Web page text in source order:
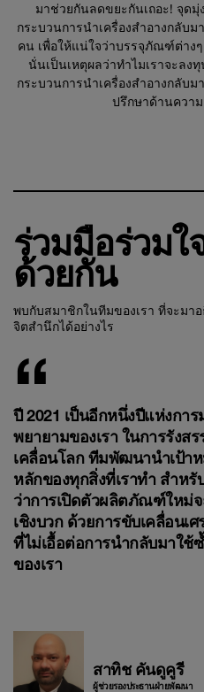
มาช่วยกันลดขยะกันเถอะ! จุดมุ่
กระบวนการนำเครื่องสำอางกลับ
คน เพื่อให้แน่ใจว่าบรรจุภัณฑ์ต่าง
นั่นเป็นเหตุผลว่าทำไมเราจะล
กระบวนการนำเครื่องสำอางกลับ
ปรึกษาด้านควา
ร่วมมือร่วมใ
ด้วยกัน
พบกับสมาชิกในทีมของเรา ที่จะมา
จิตสำนึกได้อย่างไร
ปี 2021 เป็นอีกหนึ่งปีแห่งกา
พยายามของเรา ในการรังส
เคลื่อนโลก ทีมพัฒนานำเป้า
หลักของทุกสิ่งที่เราทำ สำห
ว่าการเปิดตัวผลิตภัณฑ์ใหม่
เชิงบวก ด้วยการขับเคลื่อนเ
ที่ไม่เอื้อต่อการนำกลับมาใ
ของเรา
สาทิช คันดูคูรี
ผู้ช่วยรองประธานฝ่ายพัฒนา